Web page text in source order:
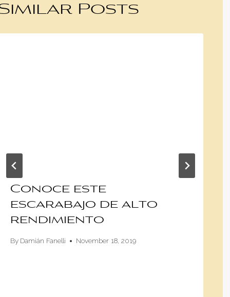
Posts
Conoce este
escarabajo de alto
rendimiento
By Damián Fanelli November 18, 2019